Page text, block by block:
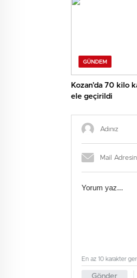
GÜNDEM
Kozan’da 70 kilo
ele geçirildi
Gönder
En az 10 karakter